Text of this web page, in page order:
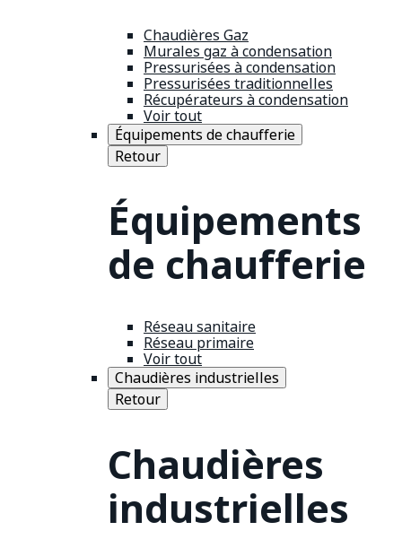
Chaudières Gaz
Murales gaz à condensation
Pressurisées à condensation
Pressurisées traditionnelles
Récupérateurs à condensation
Voir tout
Équipements de chaufferie
Retour
Équipements
de chaufferie
Réseau sanitaire
Réseau primaire
Voir tout
Chaudières industrielles
Retour
Chaudières
industrielles